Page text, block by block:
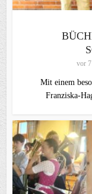
vor 7
Mit einem
Franziska-